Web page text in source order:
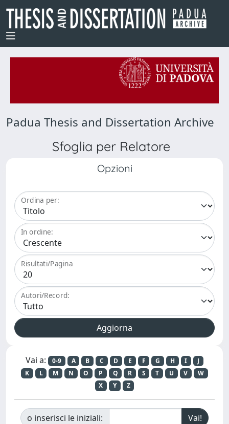
Padua Thesis and Dissertation Archive
Sfoglia per Relatore
Opzioni
Ordina per:
In ordine:
Risultati/Pagina
Autori/Record:
Vai a: 0-9 A B C D E F G H I
J
K
L M N O P Q R S T U V
W
X
Y Z
o inserisci le iniziali: